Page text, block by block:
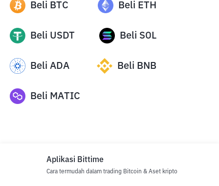
Beli BTC Beli ETH
Beli USDT Beli SOL
Beli ADA Beli BNB
Beli MATIC
Disclaimer
Aplikasi Bittime
Cara termudah dalam trading Bitcoin & Aset kripto